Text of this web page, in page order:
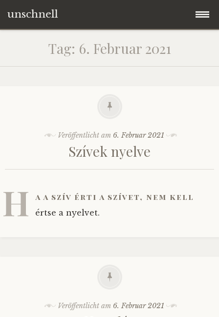
unschnell
springen
Tag: 6. Februar 2021
Veröffentlicht am 6. Februar 2021
Szívek nyelve
H a a szív érti a szívet, nem kell
értse a nyelvet.
Veröffentlicht am 6. Februar 2021